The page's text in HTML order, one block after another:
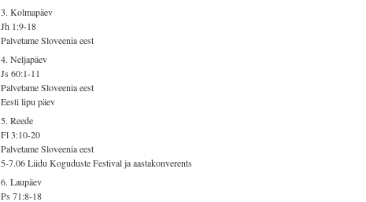
3. Kolmapäev
Jh 1:9-18
Palvetame Sloveenia eest
4. Neljapäev
Js 60:1-11
Palvetame Sloveenia eest
Eesti lipu päev
5. Reede
Fl 3:10-20
Palvetame Sloveenia eest
5-7.06 Liidu Koguduste Festival ja aastakonverents
6. Laupäev
Ps 71:8-18